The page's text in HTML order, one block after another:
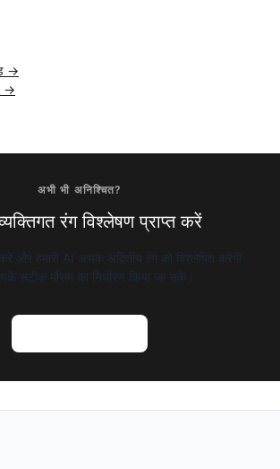
→
→
अभी भी अनिश्चित?
रंग विश्लेषण प्राप्त करें
और हमारी AI आपके अद्वितीय रंग को विश्लेषित करेगी
सटीक मौसम का निर्धारण किया जा सके।